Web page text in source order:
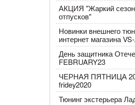
АКЦИЯ "Жаркий сезон
отпусков"
Новинки внешнего
интернет магазина
День защитника
FEBRUARY23
ЧЕРНАЯ ПЯТНИЦА
fridey2020​
Тюнинг экстерьера